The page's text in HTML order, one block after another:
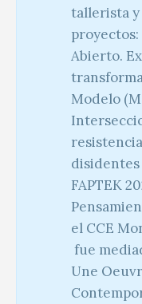
tallerista
Abierto.
Modelo
disidentes
FAPTEK
el CCE
fue
Une